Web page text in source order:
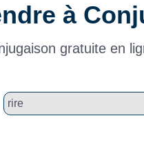
à
gratuite en